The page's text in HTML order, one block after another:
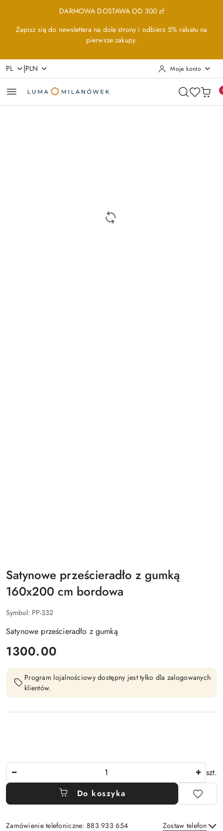
Przejdź do treści głównej
Przejdź do wyszukiwarki
Przejdź do moje konto
Przejdź do menu głównego
Przejdź do opisu produktu
Przejdź do stopkiDARMOWA DOSTAWA OD 300 zł
Zapisz się do newslettera na dole strony i odbierz 5% rabatu na
pierwsze zakupy.
PL |PLN Moje konto
Satynowe prześcieradło z gumką
160x200 cm bordowa
Symbol: PP-332
Satynowe prześcieradło z gumką
cena:
1300.00
Program lojalnościowy dostępny jest tylko dla zalogowanych
klientów.
szt.
Do koszyka
Zamówienie telefoniczne: 883 933 654 Zostaw telefon